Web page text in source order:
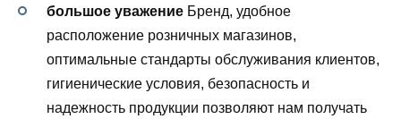
большое уважение Бренд, удобное
расположение розничных магазинов,
оптимальные стандарты обслуживания клиентов,
гигиенические условия, безопасность и
надежность продукции позволяют нам получать